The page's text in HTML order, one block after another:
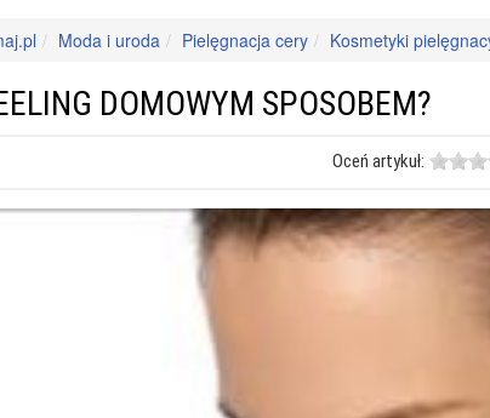
Moda i uroda Pielęgnacja cery Kosmetyki
DOMOWYM SPOSOBEM?
Oceń artykuł: